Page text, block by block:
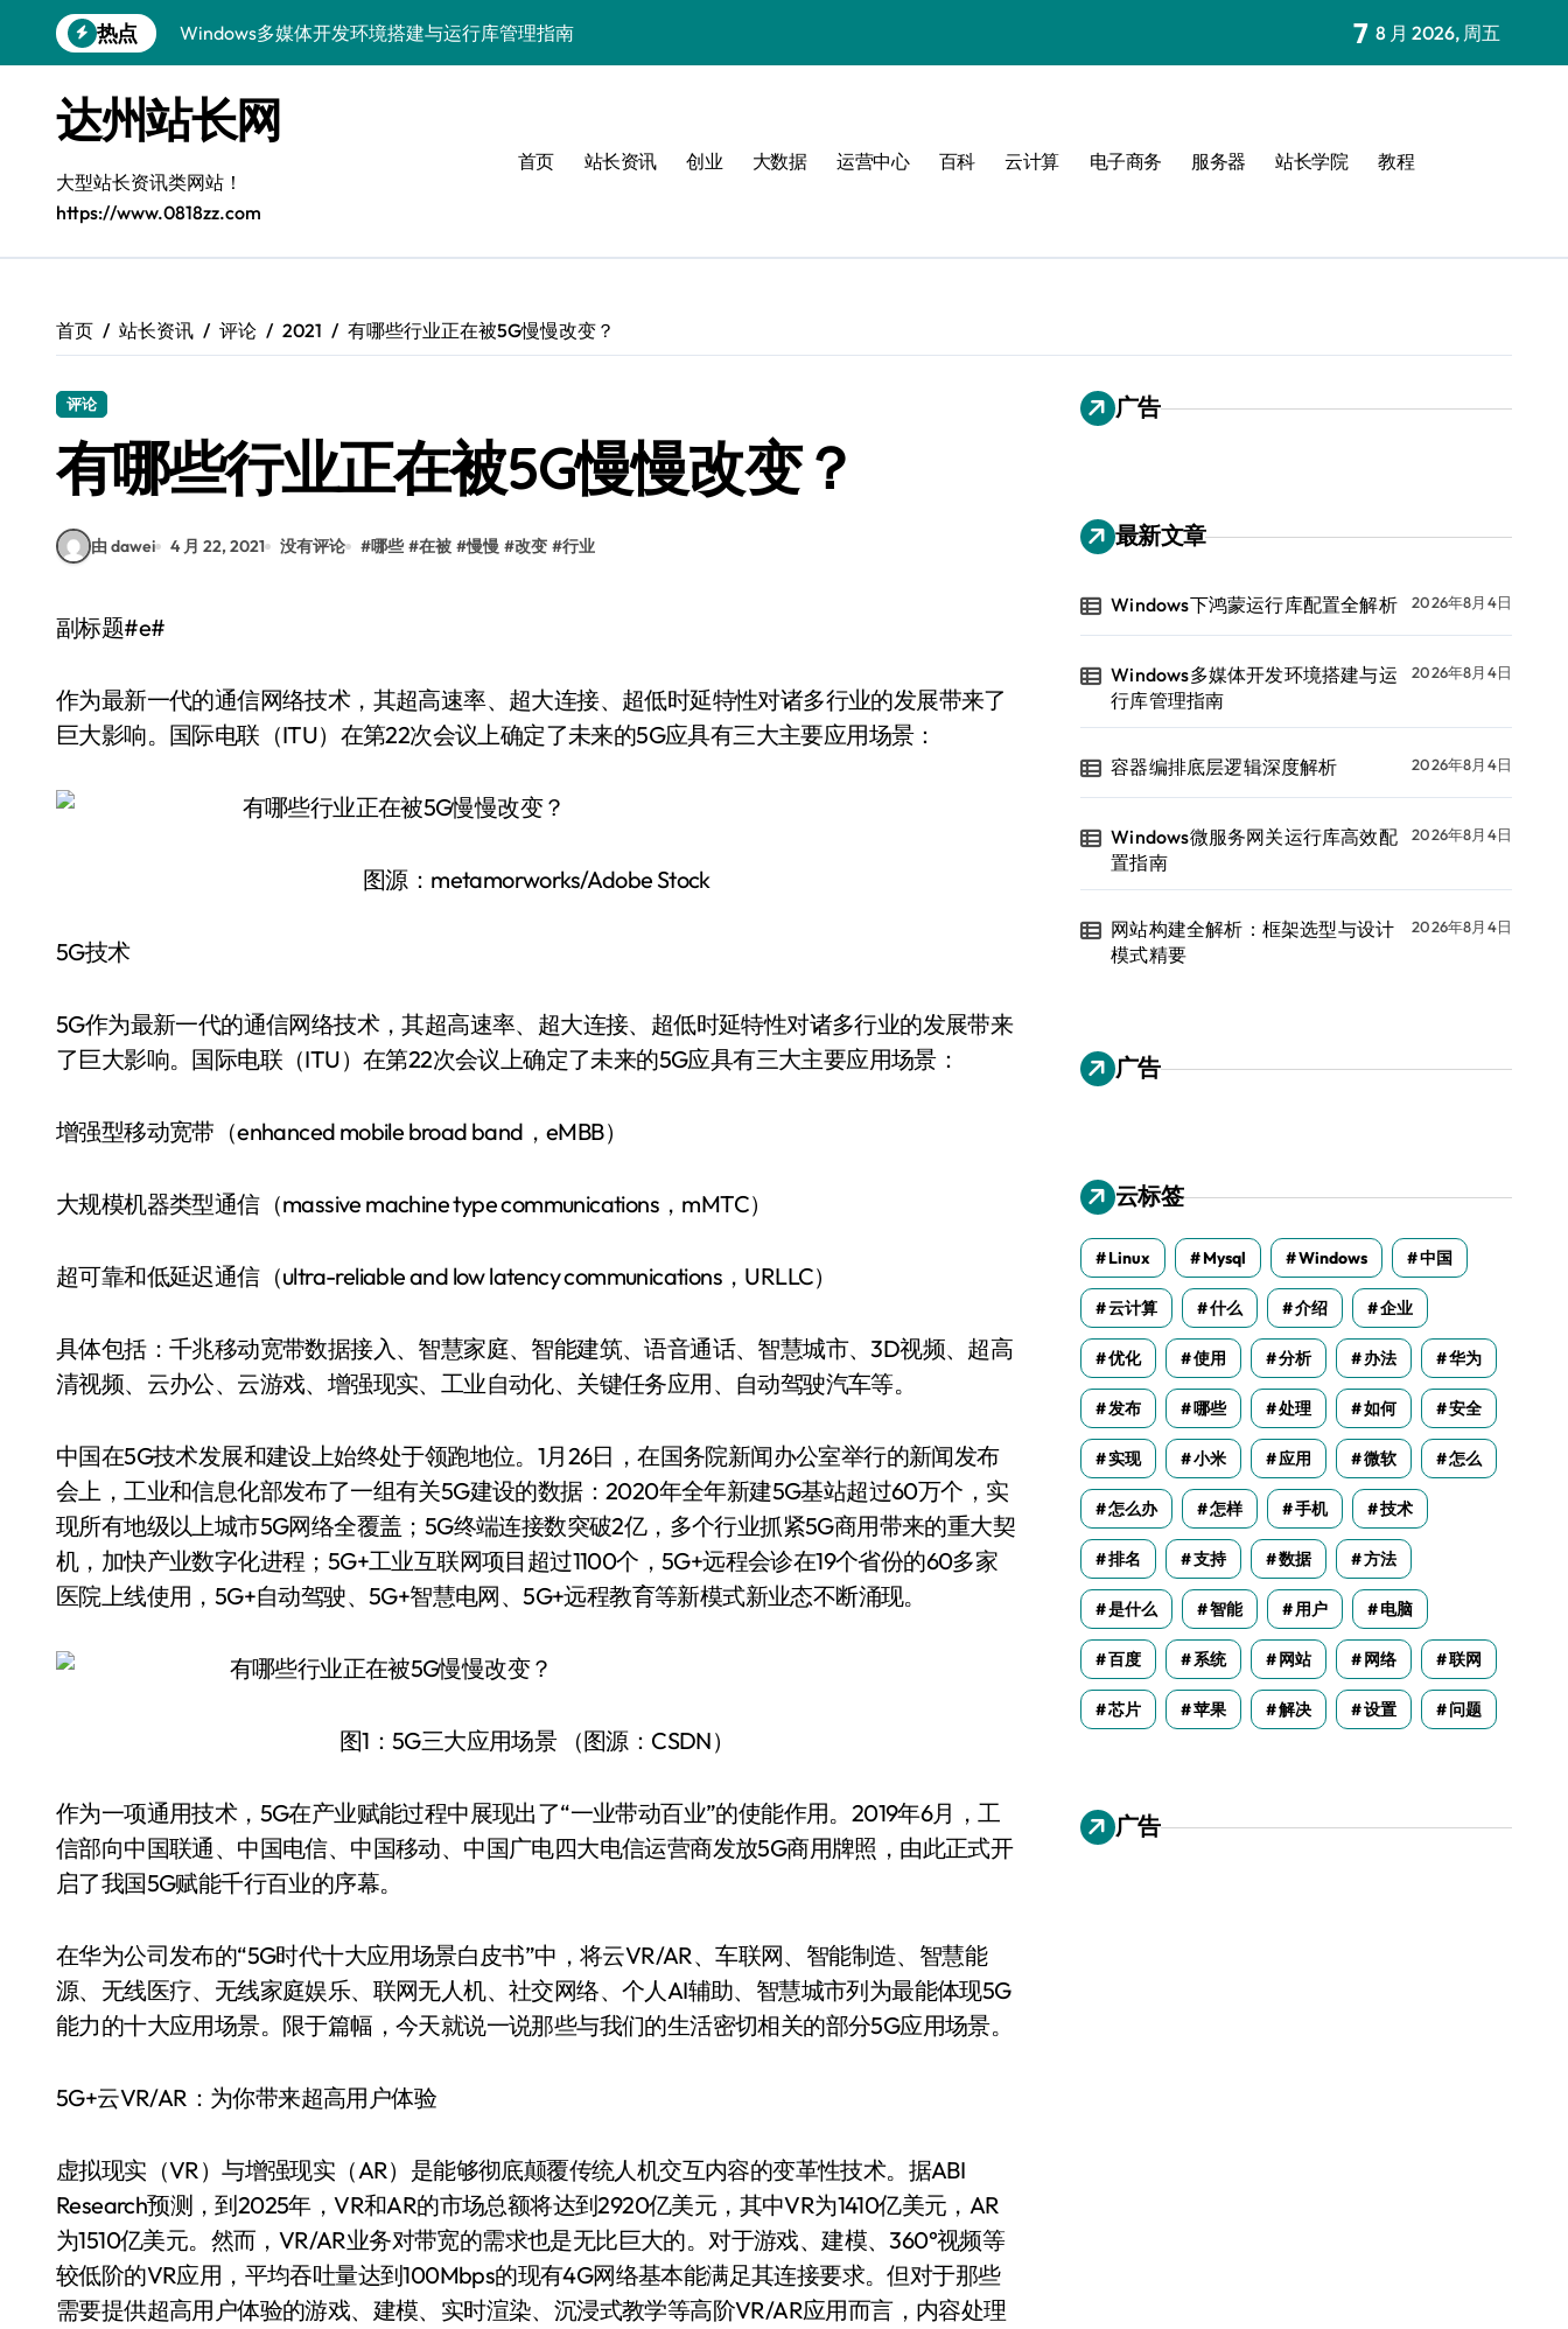
到
热点
容器编排底层逻辑深度解析
网站构建全解析：框架选型与设计模式精要
Windows下大数据运行库高效部署与管理
容器化部署与智能编排：系统架构升级新实践
7 8 月 2026, 周五
达州站长网
大型站长资讯类网站！
https://www.0818zz.com
首页 站长资讯 创业 大数据 运营中心 百科 云计算 电子商务 服务器 站长学院 教程
首页 站长资讯 评论 2021 有哪些行业正在被5G慢慢改变？
评论
有哪些行业正在被5G慢慢改变？
由 dawei 4 月 22, 2021 没有评论 #哪些 #在被 #慢慢 #改变 #行业
副标题#e#
作为最新一代的通信网络技术，其超高速率、超大连接、超低时延特性对诸多行业的发展带来了
巨大影响。国际电联（ITU）在第22次会议上确定了未来的5G应具有三大主要应用场景：
图源：metamorworks/Adobe Stock
5G技术
5G作为最新一代的通信网络技术，其超高速率、超大连接、超低时延特性对诸多行业的发展带来
了巨大影响。国际电联（ITU）在第22次会议上确定了未来的5G应具有三大主要应用场景：
增强型移动宽带（enhanced mobile broad band，eMBB）
大规模机器类型通信（massive machine type communications，mMTC）
超可靠和低延迟通信（ultra-reliable and low latency communications，URLLC）
具体包括：千兆移动宽带数据接入、智慧家庭、智能建筑、语音通话、智慧城市、3D视频、超高
清视频、云办公、云游戏、增强现实、工业自动化、关键任务应用、自动驾驶汽车等。
中国在5G技术发展和建设上始终处于领跑地位。1月26日，在国务院新闻办公室举行的新闻发布
会上，工业和信息化部发布了一组有关5G建设的数据：2020年全年新建5G基站超过60万个，实
现所有地级以上城市5G网络全覆盖；5G终端连接数突破2亿，多个行业抓紧5G商用带来的重大契
机，加快产业数字化进程；5G+工业互联网项目超过1100个，5G+远程会诊在19个省份的60多家
医院上线使用，5G+自动驾驶、5G+智慧电网、5G+远程教育等新模式新业态不断涌现。
图1：5G三大应用场景 （图源：CSDN）
作为一项通用技术，5G在产业赋能过程中展现出了“一业带动百业”的使能作用。2019年6月，工
信部向中国联通、中国电信、中国移动、中国广电四大电信运营商发放5G商用牌照，由此正式开
启了我国5G赋能千行百业的序幕。
在华为公司发布的“5G时代十大应用场景白皮书”中，将云VR/AR、车联网、智能制造、智慧能
源、无线医疗、无线家庭娱乐、联网无人机、社交网络、个人AI辅助、智慧城市列为最能体现5G
能力的十大应用场景。限于篇幅，今天就说一说那些与我们的生活密切相关的部分5G应用场景。
5G+云VR/AR：为你带来超高用户体验
虚拟现实（VR）与增强现实（AR）是能够彻底颠覆传统人机交互内容的变革性技术。据ABI
Research预测，到2025年，VR和AR的市场总额将达到2920亿美元，其中VR为1410亿美元，AR
为1510亿美元。然而，VR/AR业务对带宽的需求也是无比巨大的。对于游戏、建模、360°视频等
较低阶的VR应用，平均吞吐量达到100Mbps的现有4G网络基本能满足其连接要求。但对于那些
需要提供超高用户体验的游戏、建模、实时渲染、沉浸式教学等高阶VR/AR应用而言，内容处理
广告
最新文章
Windows下鸿蒙运行库配置全解析 2026年8月4日
Windows多媒体开发环境搭建与运
行库管理指南
2026年8月4日
容器编排底层逻辑深度解析 2026年8月4日
Windows微服务网关运行库高效配
置指南
2026年8月4日
网站构建全解析：框架选型与设计
模式精要
2026年8月4日
广告
云标签
Linux Mysql Windows 中国
云计算 什么 介绍 企业
优化 使用 分析 办法 华为
发布 哪些 处理 如何 安全
实现 小米 应用 微软 怎么
怎么办 怎样 手机 技术
排名 支持 数据 方法
是什么 智能 用户 电脑
百度 系统 网站 网络 联网
芯片 苹果 解决 设置 问题
广告